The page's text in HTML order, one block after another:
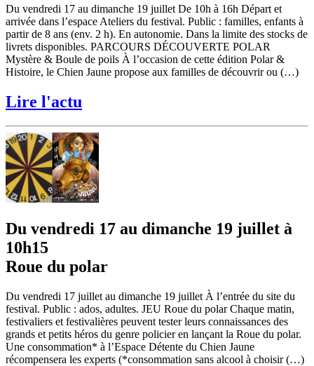
Du vendredi 17 au dimanche 19 juillet De 10h à 16h Départ et
arrivée dans l’espace Ateliers du festival. Public : familles, enfants à
partir de 8 ans (env. 2 h). En autonomie. Dans la limite des stocks de
livrets disponibles. PARCOURS DÉCOUVERTE POLAR
Mystère & Boule de poils À l’occasion de cette édition Polar &
Histoire, le Chien Jaune propose aux familles de découvrir ou (…)
Lire l'actu
Du vendredi 17 au dimanche 19 juillet à
10h15
Roue du polar
Du vendredi 17 juillet au dimanche 19 juillet À l’entrée du site du
festival. Public : ados, adultes. JEU Roue du polar Chaque matin,
festivaliers et festivalières peuvent tester leurs connaissances des
grands et petits héros du genre policier en lançant la Roue du polar.
Une consommation* à l’Espace Détente du Chien Jaune
récompensera les experts (*consommation sans alcool à choisir (…)